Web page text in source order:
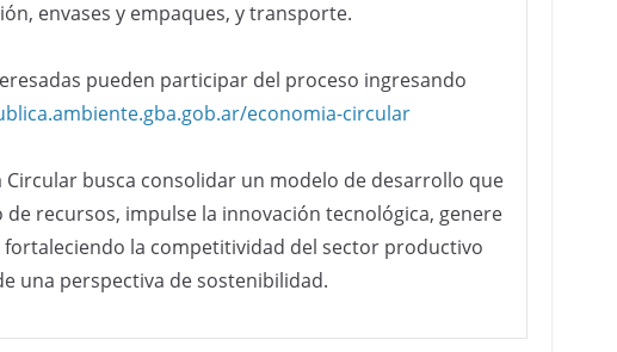
envases y empaques, y transporte.
pueden participar del proceso ingresando
economia-circular
Circular busca consolidar un modelo de desarrollo que
recursos, impulse la innovación tecnológica, genere
la competitividad del sector productivo
una perspectiva de sostenibilidad.